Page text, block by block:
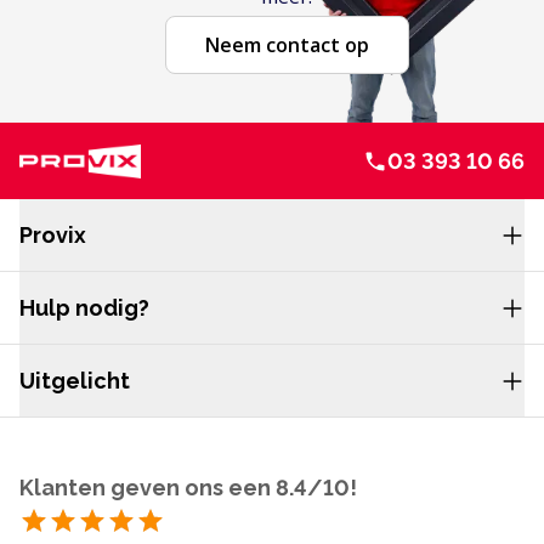
Neem contact op
03 393 10 66
Provix
Hulp nodig?
Uitgelicht
Klanten geven ons een 8.4/10!